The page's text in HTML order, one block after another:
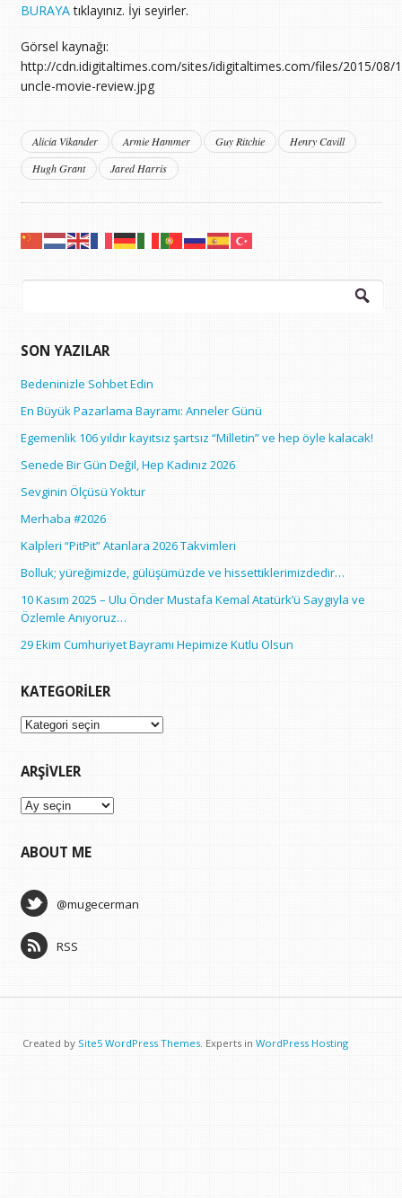
BURAYAtıklayınız. İyi seyirler.
Görsel kaynağı:
http://cdn.idigitaltimes.com/sites/idigitaltimes.com/files/2015/08/
uncle-movie-review.jpg
Alicia Vikander Armie Hammer Guy Ritchie
Henry Cavill
Hugh Grant
Jared Harris
Arama:
SON YAZILAR
Bedeninizle Sohbet Edin
En Büyük Pazarlama Bayramı: Anneler Günü
Egemenlik 106 yıldır kayıtsız şartsız “Milletin” ve hep öyle kalacak!
Senede Bir Gün Değil, Hep Kadınız 2026
Sevginin Ölçüsü Yoktur
Merhaba #2026
Kalpleri “PitPit” Atanlara 2026 Takvimleri
Bolluk; yüreğimizde, gülüşümüzde ve hissettiklerimizdedir…
10 Kasım 2025 – Ulu Önder Mustafa Kemal Atatürk’ü Saygıyla ve
Özlemle Anıyoruz…
29 Ekim Cumhuriyet Bayramı Hepimize Kutlu Olsun
KATEGORILER
Kategoriler
ARŞIVLER
Arşivler
ABOUT ME
@mugecerman
RSS
Created by Site5 WordPress Themes . Experts in WordPress Hosting